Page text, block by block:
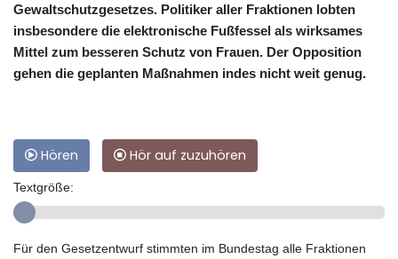
Gewaltschutzgesetzes. Politiker aller Fraktionen lobten
insbesondere die elektronische Fußfessel als wirksames
Mittel zum besseren Schutz von Frauen. Der Opposition
gehen die geplanten Maßnahmen indes nicht weit genug.
Hören Hör auf zuzuhören
Textgröße:
Für den Gesetzentwurf stimmten im Bundestag alle Fraktionen